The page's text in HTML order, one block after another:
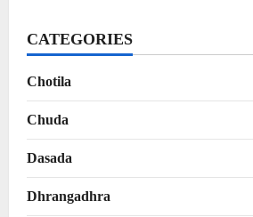
CATEGORIES
Chotila
Chuda
Dasada
Dhrangadhra